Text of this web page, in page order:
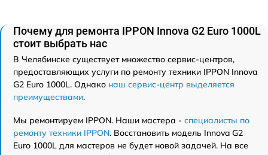
Почему для ремонта IPPON Innova G2 Euro 1000L
стоит выбрать нас
В Челябинске существует множество сервис-центров,
предоставляющих услуги по ремонту техники IPPON Innova
G2 Euro 1000L. Однако наш сервис-центр выделяется
преимуществами.
Мы ремонтируем IPPON. Наши мастера - специалисты по
ремонту техники IPPON. Восстановить модель Innova G2
Euro 1000L для мастеров не будет новой задачей. На все